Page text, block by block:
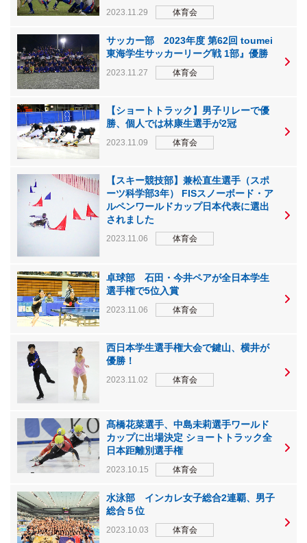
2023.11.29 体育会
サッカー部 2023年度 第62回 toumei
東海学生サッカーリーグ戦 1部』優勝
2023.11.27 体育会
【ショートトラック】男子リレーで優
勝、個人では林康生選手が2冠
2023.11.09 体育会
【スキー競技部】兼松直生選手（スポ
ーツ科学部3年） FISスノーボード・ア
ルペンワールドカップ日本代表に選出
されました
2023.11.06 体育会
卓球部 石田・今井ペアが全日本学生
選手権で5位入賞
2023.11.06 体育会
西日本学生選手権大会で鍵山、横井が
優勝！
2023.11.02 体育会
髙橋花菜選手、中島未莉選手ワールド
カップに出場決定 ショートトラック全
日本距離別選手権
2023.10.15 体育会
水泳部 インカレ女子総合2連覇、男子
総合５位
2023.10.03 体育会